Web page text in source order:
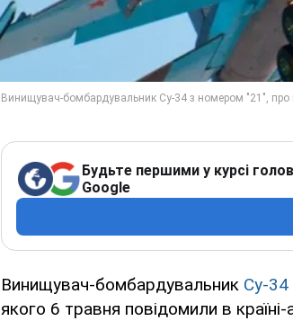
Будьте першими у курсі
Google
Винищувач-бомбардувальник Су-34
якого 6 травня повідомили в